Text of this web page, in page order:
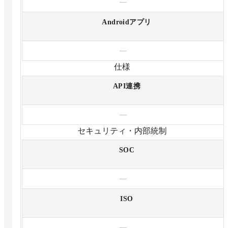
—
Androidアプリ
—
仕様
API連携
—
セキュリティ・内部統制
SOC
—
ISO